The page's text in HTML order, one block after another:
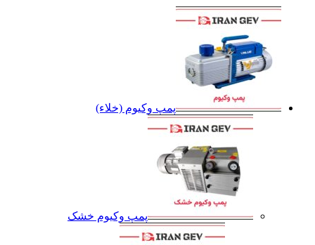
پمپ وکیوم (خلاء)
پمپ وکیوم خشک